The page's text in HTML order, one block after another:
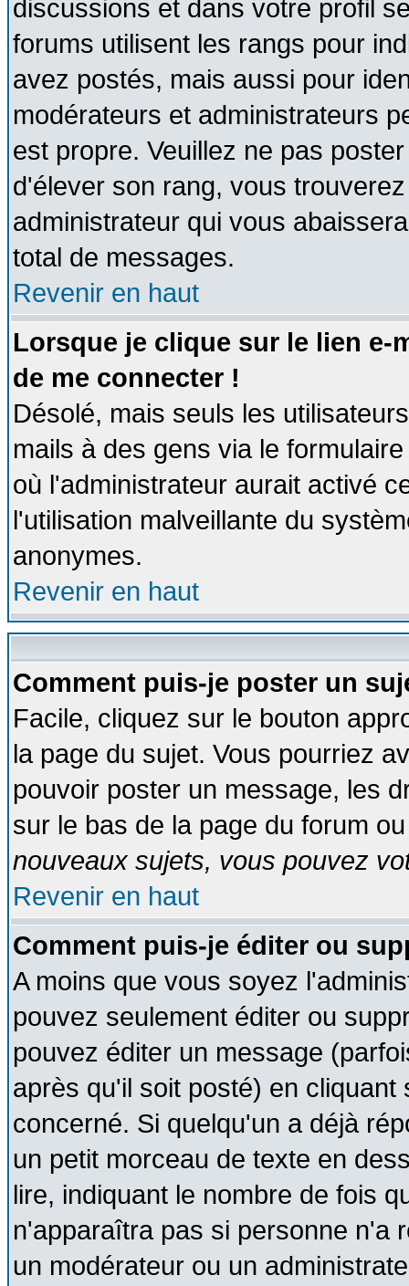
discussions et dans votre profil
forums utilisent les rangs pour
avez postés, mais aussi pour
modérateurs et administrateurs
est propre. Veuillez ne pas
d'élever son rang, vous
administrateur qui vous
total de messages.
Revenir en haut
Lorsque je clique sur le lien e-
de me connecter !
Désolé, mais seuls les
mails à des gens via le
où l'administrateur aurait activé
l'utilisation malveillante du
anonymes.
Revenir en haut
Comment puis-je poster un
Facile, cliquez sur le bouton
la page du sujet. Vous pourriez
pouvoir poster un message, les
sur le bas de la page du forum
nouveaux sujets, vous pouvez
Revenir en haut
Comment puis-je éditer ou
A moins que vous soyez
pouvez seulement éditer ou
pouvez éditer un message
après qu'il soit posté) en
concerné. Si quelqu'un a déjà
un petit morceau de texte en
lire, indiquant le nombre de fois
n'apparaîtra pas si personne n'a
un modérateur ou un